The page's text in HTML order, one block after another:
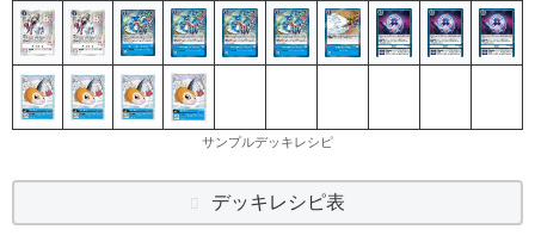
サンプルデッキレシピ
デッキレシピ表